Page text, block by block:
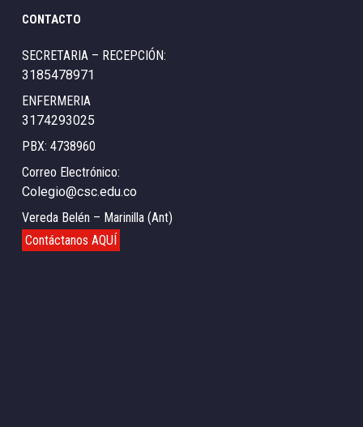
CONTACTO
SECRETARIA – RECEPCIÓN:
3185478971
ENFERMERIA
3174293025
PBX: 4738960
Correo Electrónico:
Colegio@csc.edu.co
Vereda Belén – Marinilla (Ant)
Contáctanos AQUÍ